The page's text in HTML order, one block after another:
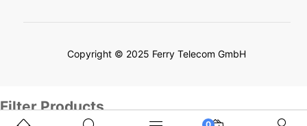
Copyright © 2025 Ferry Telecom GmbH
Filter Products